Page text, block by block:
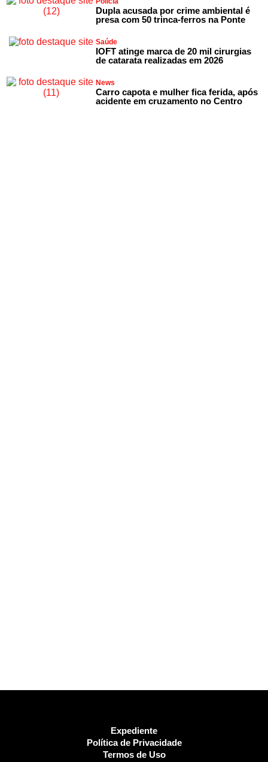
Dupla acusada por crime ambiental é
presa com 50 trinca-ferros na Ponte
Saúde
IOFT atinge marca de 20 mil cirurgias
de catarata realizadas em 2026
News
Carro capota e mulher fica ferida, após
acidente em cruzamento no Centro
Expediente
Política de Privacidade
Termos de Uso